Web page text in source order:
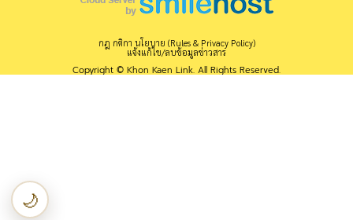
กฎ กติกา นโยบาย (Rules & Privacy Policy)
แจ้งแก้ไข/ลบข้อมูลข่าวสาร
Copyright © Khon Kaen Link. All Rights Reserved.
🌙เปลี่ยนเป็นโหมดกลางคืน